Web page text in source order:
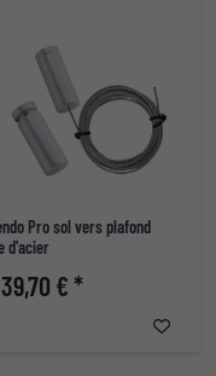
Pro sol vers plafond
d'acier
€ *